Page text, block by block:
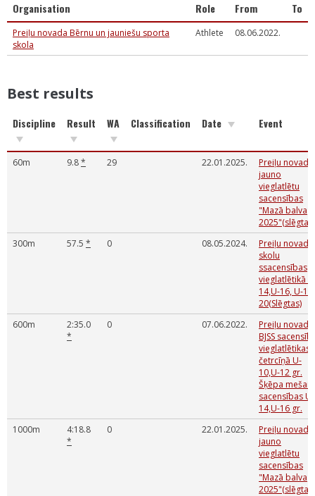
Organisation Role From To
Preiļu novada Bērnu un jauniešu sporta
skola
Athlete 08.06.2022.
Best results
Discipline Result WA Classification Date Event
60m 9.8* 29 22.01.2025.
Preiļu novada
jauno
vieglatlētu
sacensības
"Mazā balva
2025"(slēgtas)
300m
57.5 * 0 08.05.2024.
Preiļu novada
skolu
ssacensības
vieglatlētikā
14,U-16, U-18-
20(Slēgtas)
600m
2:35.0
*
0 07.06.2022.
Preiļu novada
BJSS
vieglatlētikas
četrcīņā U-
10,U-12 gr.
Šķēpa
sacensības U-
14,U-16 gr.
1000m
4:18.8
*
0 22.01.2025.
Preiļu novada
jauno
vieglatlētu
sacensības
"Mazā balva
2025"(slēgtas)